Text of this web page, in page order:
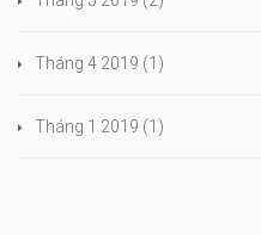
Tháng 4 2019 (1)
Tháng 1 2019 (1)